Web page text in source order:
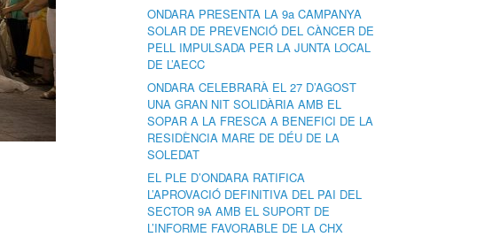
ONDARA PRESENTA LA 9a CAMPANYA
SOLAR DE PREVENCIÓ DEL CÀNCER DE
PELL IMPULSADA PER LA JUNTA LOCAL
DE L’AECC
ONDARA CELEBRARÀ EL 27 D’AGOST
UNA GRAN NIT SOLIDÀRIA AMB EL
SOPAR A LA FRESCA A BENEFICI DE LA
RESIDÈNCIA MARE DE DÉU DE LA
SOLEDAT
EL PLE D’ONDARA RATIFICA
L’APROVACIÓ DEFINITIVA DEL PAI DEL
SECTOR 9A AMB EL SUPORT DE
L’INFORME FAVORABLE DE LA CHX